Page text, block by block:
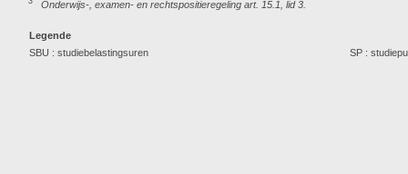
Onderwijs-, examen- en rechtspositieregeling art. 15.1, lid 3.
Legende
SBU : studiebelastingsuren
SP :